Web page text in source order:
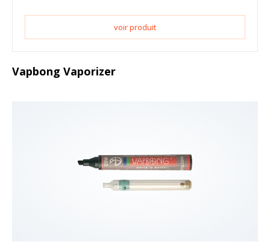
voir produit
Vapbong Vaporizer